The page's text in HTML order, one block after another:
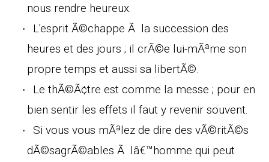
nous rendre heureux.
L'esprit Ã©chappe Ã la succession des
heures et des jours ; il crÃ©e lui-mÃªme son
propre temps et aussi sa libertÃ©.
Le thÃ©Ã¢tre est comme la messe ; pour en
bien sentir les effets il faut y revenir souvent.
Si vous vous mÃªlez de dire des vÃ©ritÃ©s
dÃ©sagrÃ©ables Ã lâ€™homme qui peut